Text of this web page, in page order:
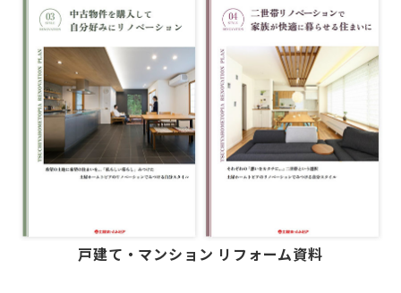
古民家／町家
太陽光発電システム
エクステリアリフォーム
非住宅リノベーション
二世帯住宅リフォーム
ご高齢者のためのリフォーム
リフォーム補助金
お見積り・お問合わせ
資料請求
新着情報
会社情報
お問合わせ戸建て・マンション リフォーム資料